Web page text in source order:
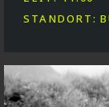
STANDORT: